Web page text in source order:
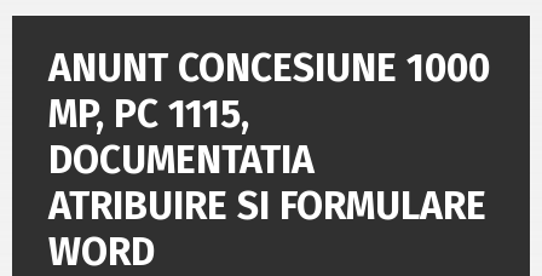
ANUNT CONCESIUNE 1000
MP, PC 1115,
DOCUMENTATIA
ATRIBUIRE SI FORMULARE
WORD